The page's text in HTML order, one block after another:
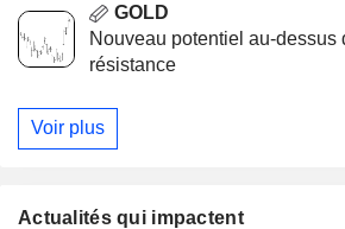
GOLD
Nouveau potentiel au-dessus
résistance
Voir plus
Actualités qui impactent